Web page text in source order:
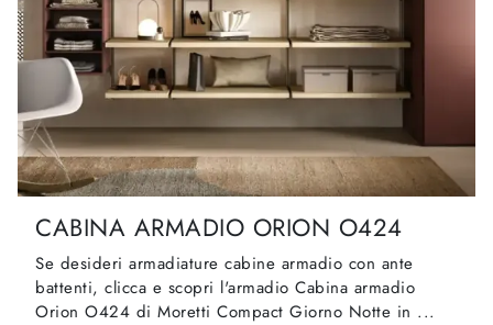
CABINA ARMADIO ORION O424
Se desideri armadiature cabine armadio con ante
battenti, clicca e scopri l'armadio Cabina armadio
Orion O424 di Moretti Compact Giorno Notte in ...